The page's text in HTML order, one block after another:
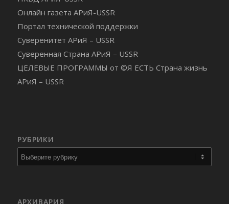
Онлайн газета АРиЯ-USSR
Портал технической поддержки
Суверенитет АРиЯ – USSR
Суверенная Страна АРиЯ – USSR
ЦЕЛЕВЫЕ ПРОГРАММЫ от ©Я ЕСТЬ Страна жизнь
АРиЯ – USSR
РУБРИКИ
АРХИВАРИЯ